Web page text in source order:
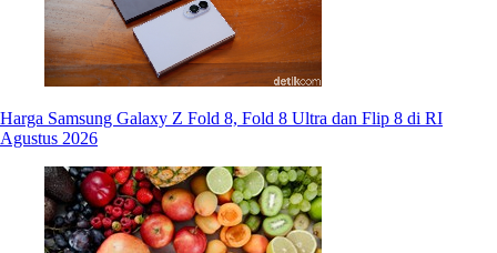
Harga Samsung Galaxy Z Fold 8, Fold 8 Ultra dan Flip 8 di RI
Agustus 2026